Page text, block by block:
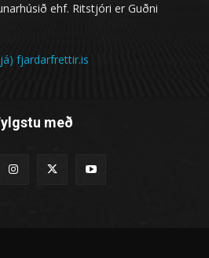
ehf. Ritstjóri er Guðni
fjardarfrettir.is
með